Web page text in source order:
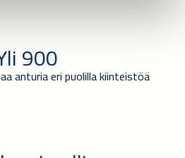
900
anturia eri puolilla kiinteistöä